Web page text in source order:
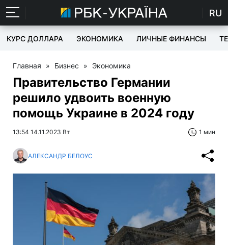
RU
КУРС ДОЛЛАРА ЭКОНОМИКА ЛИЧНЫЕ ФИНАНСЫ
Главная » Бизнес » Экономика
Правительство Германии
решило удвоить военную
помощь Украине в 2024 году
13:54 14.11.2023 Вт 1 мин
АЛЕКСАНДР БЕЛОУС